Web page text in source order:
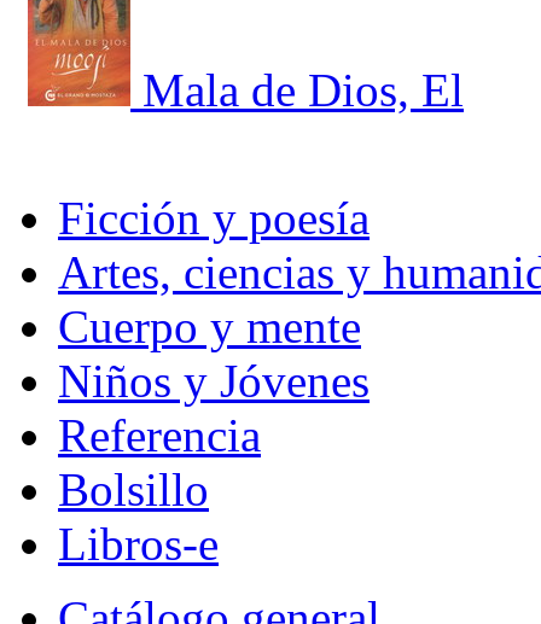
Mala de Dios, El
Ficción y poesía
Artes, ciencias y
Cuerpo y mente
Niños y Jóvenes
Referencia
Bolsillo
Libros-e